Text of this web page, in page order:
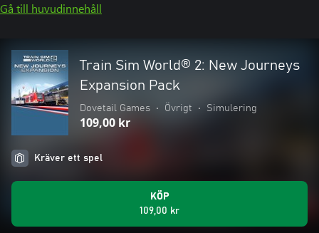
Gå till huvudinnehåll
Train Sim World® 2: New Journeys
Expansion Pack
Dovetail Games • Övrigt • Simulering
109,00 kr
Kräver ett spel
KÖP
109,00 kr